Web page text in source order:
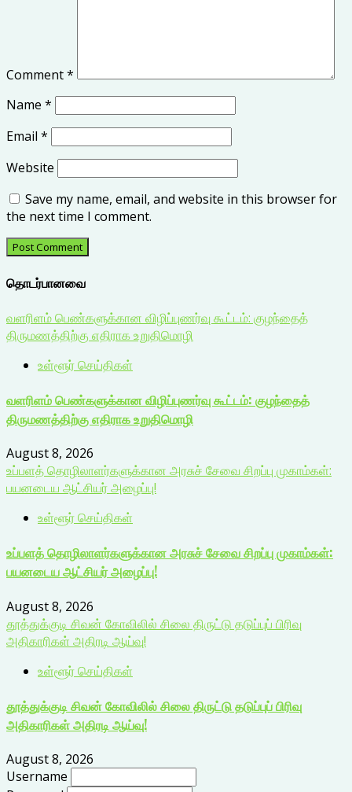
Comment*
Name *
Email *
Website
Save my name, email, and website in this browser for
the next time I comment.
தொடர்பானவை
வளரிளம் பெண்களுக்கான விழிப்புணர்வு கூட்டம்: குழந்தைத்
திருமணத்திற்கு எதிராக உறுதிமொழி
உள்ளூர் செய்திகள்
வளரிளம் பெண்களுக்கான விழிப்புணர்வு கூட்டம்: குழந்தைத்
திருமணத்திற்கு எதிராக உறுதிமொழி
August 8, 2026
உப்பளத் தொழிலாளர்களுக்கான அரசுச் சேவை சிறப்பு முகாம்கள்:
பயனடைய ஆட்சியர் அழைப்பு!
உள்ளூர் செய்திகள்
உப்பளத் தொழிலாளர்களுக்கான அரசுச் சேவை சிறப்பு முகாம்கள்:
பயனடைய ஆட்சியர் அழைப்பு!
August 8, 2026
தூத்துக்குடி சிவன் கோவிலில் சிலை திருட்டு தடுப்புப் பிரிவு
அதிகாரிகள் அதிரடி ஆய்வு!
உள்ளூர் செய்திகள்
தூத்துக்குடி சிவன் கோவிலில் சிலை திருட்டு தடுப்புப் பிரிவு
அதிகாரிகள் அதிரடி ஆய்வு!
August 8, 2026
Username